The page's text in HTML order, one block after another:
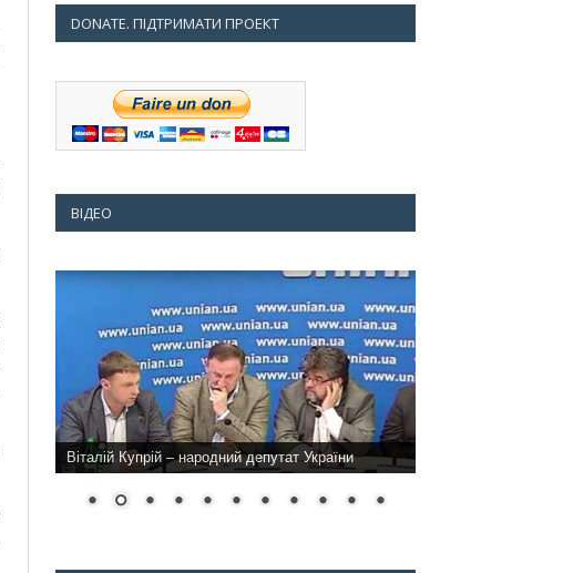
DONATE. ПІДТРИМАТИ ПРОЕКТ
ВІДЕО
Віталій Купрій – народний депутат України